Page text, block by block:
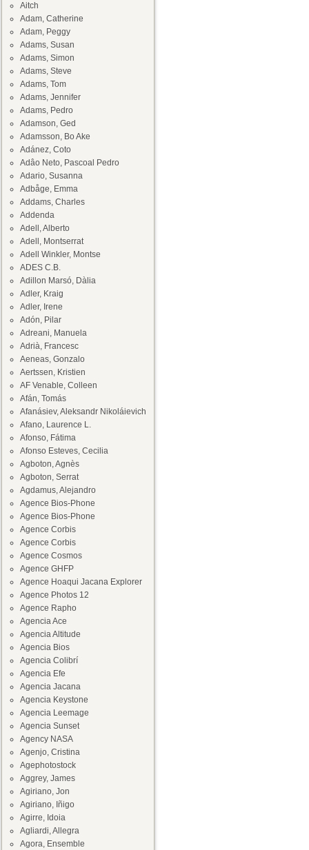
Aitch
Adam, Catherine
Adam, Peggy
Adams, Susan
Adams, Simon
Adams, Steve
Adams, Tom
Adams, Jennifer
Adams, Pedro
Adamson, Ged
Adamsson, Bo Ake
Adánez, Coto
Adâo Neto, Pascoal Pedro
Adario, Susanna
Adbåge, Emma
Addams, Charles
Addenda
Adell, Alberto
Adell, Montserrat
Adell Winkler, Montse
ADES C.B.
Adillon Marsó, Dàlia
Adler, Kraig
Adler, Irene
Adón, Pilar
Adreani, Manuela
Adrià, Francesc
Aeneas, Gonzalo
Aertssen, Kristien
AF Venable, Colleen
Afán, Tomás
Afanásiev, Aleksandr Nikoláievich
Afano, Laurence L.
Afonso, Fátima
Afonso Esteves, Cecilia
Agboton, Agnès
Agboton, Serrat
Agdamus, Alejandro
Agence Bios-Phone
Agence Bios-Phone
Agence Corbis
Agence Corbis
Agence Cosmos
Agence GHFP
Agence Hoaqui Jacana Explorer
Agence Photos 12
Agence Rapho
Agencia Ace
Agencia Altitude
Agencia Bios
Agencia Colibrí
Agencia Efe
Agencia Jacana
Agencia Keystone
Agencia Leemage
Agencia Sunset
Agency NASA
Agenjo, Cristina
Agephotostock
Aggrey, James
Agiriano, Jon
Agiriano, Iñigo
Agirre, Idoia
Agliardi, Allegra
Agora, Ensemble